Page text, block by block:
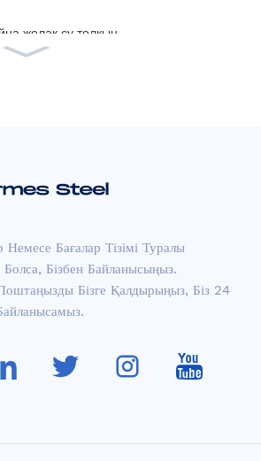
жолақ су толқын
жасалған...
тот баспайтын ...
Немесе Бағалар Тізімі Туралы
Бізбен Байланысыңыз.
Бізге Қалдырыңыз, Біз 24